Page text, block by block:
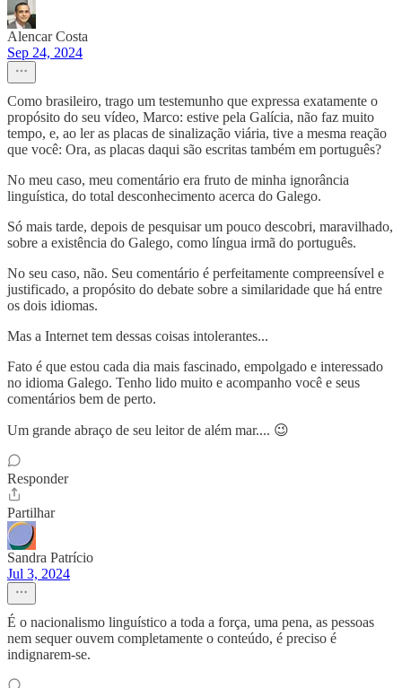
Alencar Costa
Sep 24, 2024
Como brasileiro, trago um testemunho que expressa exatamente o
propósito do seu vídeo, Marco: estive pela Galícia, não faz muito
tempo, e, ao ler as placas de sinalização viária, tive a mesma reação
que você: Ora, as placas daqui são escritas também em português?
No meu caso, meu comentário era fruto de minha ignorância
linguística, do total desconhecimento acerca do Galego.
Só mais tarde, depois de pesquisar um pouco descobri, maravilhado,
sobre a existência do Galego, como língua irmã do português.
No seu caso, não. Seu comentário é perfeitamente compreensível e
justificado, a propósito do debate sobre a similaridade que há entre
os dois idiomas.
Mas a Internet tem dessas coisas intolerantes...
Fato é que estou cada dia mais fascinado, empolgado e interessado
no idioma Galego. Tenho lido muito e acompanho você e seus
comentários bem de perto.
Um grande abraço de seu leitor de além mar.... 😉
Responder
Partilhar
Sandra Patrício
Jul 3, 2024
É o nacionalismo linguístico a toda a força, uma pena, as pessoas
nem sequer ouvem completamente o conteúdo, é preciso é
indignarem-se.